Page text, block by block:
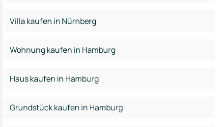
Villa kaufen in Nürnberg
Wohnung kaufen in Hamburg
Haus kaufen in Hamburg
Grundstück kaufen in Hamburg